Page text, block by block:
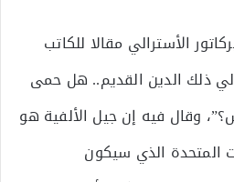
الأسترالي مقالا للكاتب
ذلك الدين القديم.. هل حمى
وقال فيه إن جيل الألفية هو
المتحدة الذي سيكون